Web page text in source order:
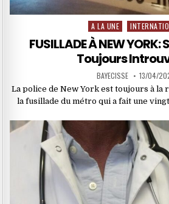
Posted
in
A LA UNE
FUSILLADE À NEW
Toujours
BAYECISSE 13/04/
La police de New York est toujours à la
la fusillade du métro qui a fait une